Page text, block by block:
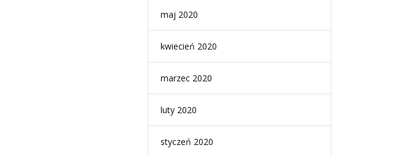
maj 2020
kwiecień 2020
marzec 2020
luty 2020
styczeń 2020